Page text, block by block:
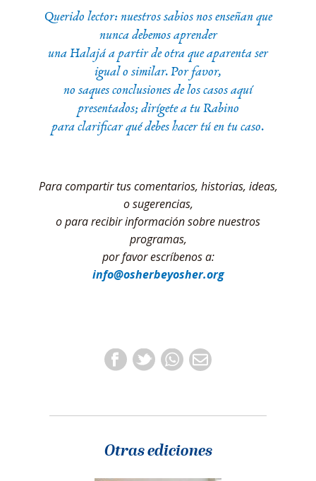
Querido lector: nuestros sabios nos enseñan que
nunca debemos aprender
una Halajá a partir de otra que aparenta ser
igual o similar. Por favor,
no saques conclusiones de los casos aquí
presentados; dirígete a tu Rabino
para clarificar qué debes hacer tú en tu caso.
Para compartir tus comentarios, historias, ideas,
o sugerencias,
o para recibir información sobre nuestros
programas,
por favor escríbenos a:
info@osherbeyosher.org
Otras ediciones